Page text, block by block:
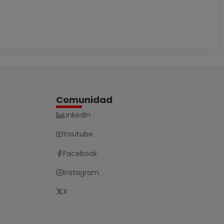
Comunidad
LinkedIn
Youtube
Facebook
Instagram
X